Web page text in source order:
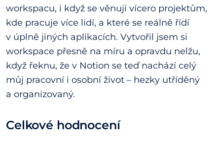
workspacu, i když se věnuji vícero projektům,
kde pracuje více lidí, a které se reálně řídí
v úplně jiných aplikacích. Vytvořil jsem si
workspace přesně na míru a opravdu nelžu,
když řeknu, že v Notion se teď nachází celý
můj pracovní i osobní život – hezky utříděný
a organizovaný.
Celkové hodnocení